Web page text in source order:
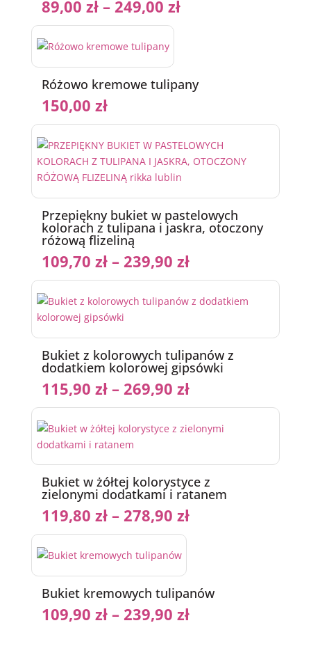
89,00 zł– 249,00 zł
Różowo kremowe tulipany
150,00 zł
Przepiękny bukiet w pastelowych
kolorach z tulipana i jaskra, otoczony
różową flizeliną
109,70 zł– 239,90 zł
Bukiet z kolorowych tulipanów z
dodatkiem kolorowej gipsówki
115,90 zł– 269,90 zł
Bukiet w żółtej kolorystyce z
zielonymi dodatkami i ratanem
119,80 zł– 278,90 zł
Bukiet kremowych tulipanów
109,90 zł– 239,90 zł